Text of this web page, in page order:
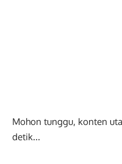
Mohon tunggu, konten
detik...